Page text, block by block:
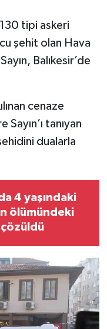
tipi askeri
şehit olan Hava
Balıkesir’de
cenaze
tanıyan
dualarla
4 yaşındaki
ölümündeki